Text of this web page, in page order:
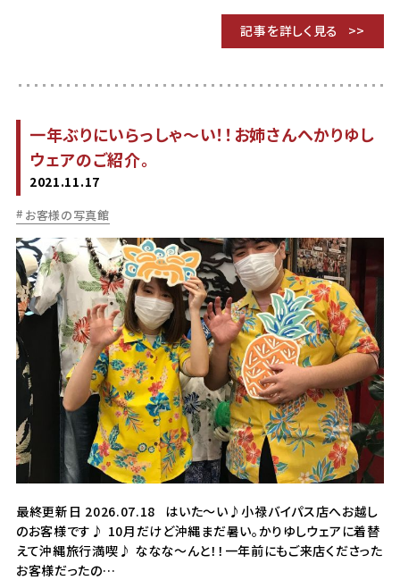
記事を詳しく見る
一年ぶりにいらっしゃ～い！！お姉さんへかりゆし
ウェアのご紹介。
2021.11.17
お客様の写真館
最終更新日 2026.07.18 はいた～い♪小禄バイパス店へお越し
のお客様です♪ 10月だけど沖縄まだ暑い。かりゆしウェアに着替
えて沖縄旅行満喫♪ ななな～んと！！一年前にもご来店くださった
お客様だったの…